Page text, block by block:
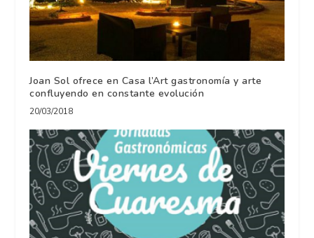
Joan Sol ofrece en Casa l’Art gastronomía y arte
confluyendo en constante evolución
20/03/2018